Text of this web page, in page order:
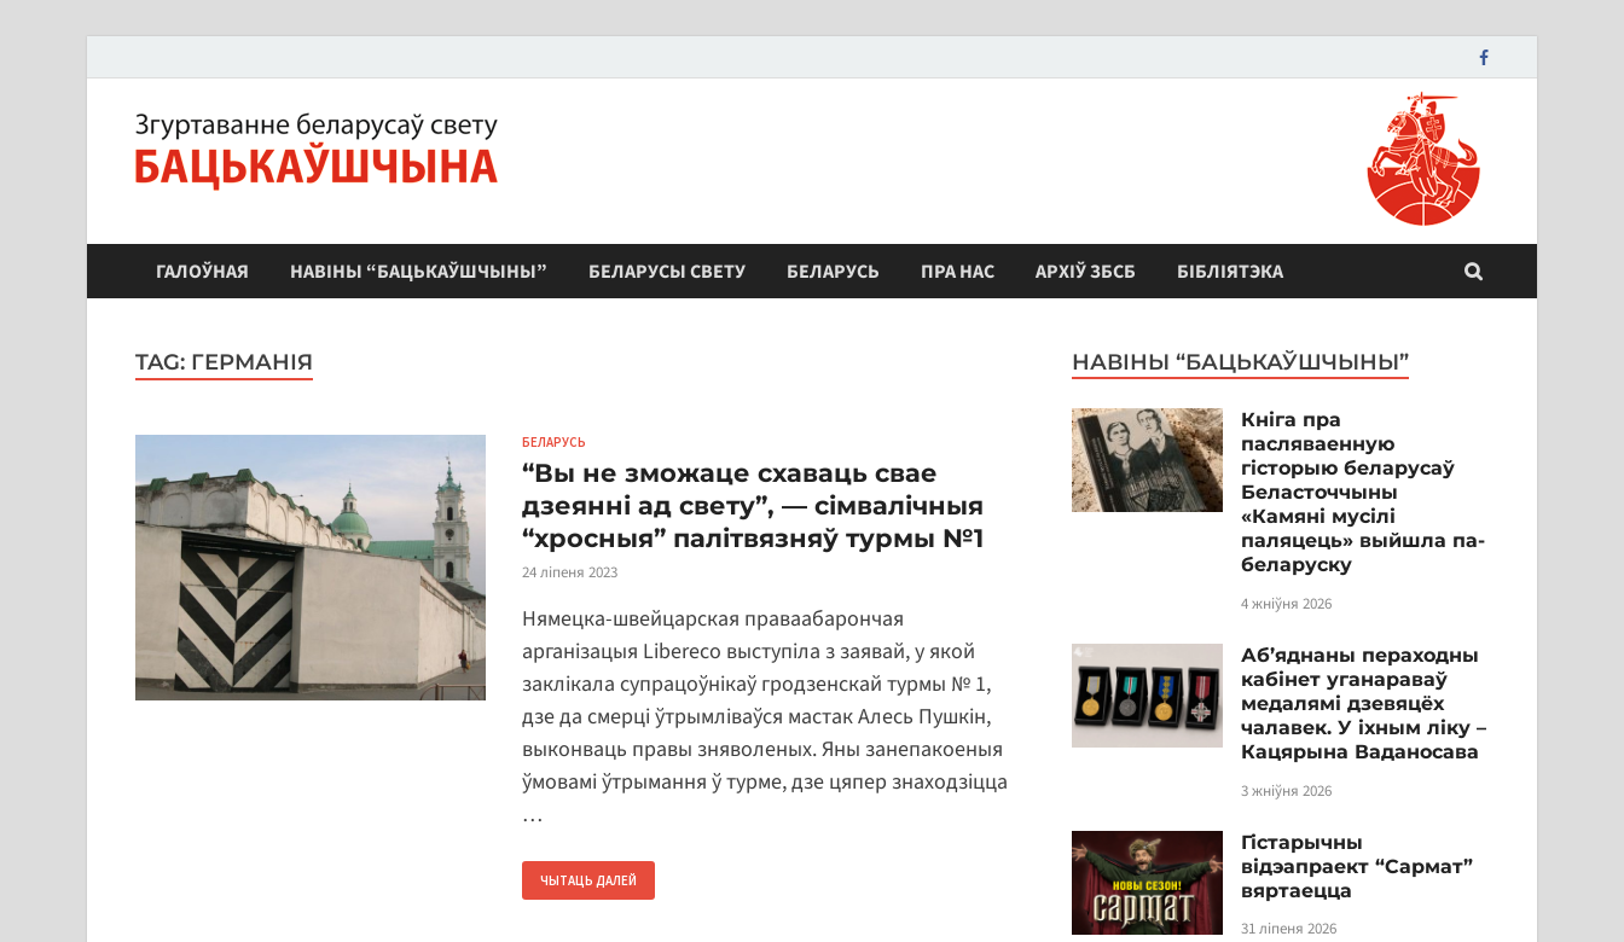
ЗБС "Бацькаўшчына"
ГАЛОЎНАЯ НАВІНЫ “БАЦЬКАЎШЧЫНЫ” БЕЛАРУСЫ СВЕТУ БЕЛАРУСЬ ПРА НАС АРХІЎ ЗБСБ БІБЛІЯТЭКА
TAG: ГЕРМАНІЯ
БЕЛАРУСЬ
“Вы не зможаце схаваць свае
дзеянні ад свету”, — сімвалічныя
“хросныя” палітвязняў турмы №1
24 ліпеня 2023
Нямецка-швейцарская праваабарончая
арганізацыя Libereco выступіла з заявай, у якой
заклікала супрацоўнікаў гродзенскай турмы № 1,
дзе да смерці ўтрымліваўся мастак Алесь Пушкін,
выконваць правы зняволеных. Яны занепакоеныя
ўмовамі ўтрымання ў турме, дзе цяпер знаходзіцца
…
ЧЫТАЦЬ ДАЛЕЙ
НАВІНЫ “БАЦЬКАЎШЧЫНЫ”
Кніга пра
пасляваенную
гісторыю беларусаў
Беласточчыны
«Камяні мусілі
паляцець» выйшла па-
беларуску
4 жніўня 2026
Аб’яднаны пераходны
кабінет уганараваў
медалямі дзевяцёх
чалавек. У іхным ліку –
Кацярына Ваданосава
3 жніўня 2026
Гістарычны
відэапраект “Сармат”
вяртаецца
31 ліпеня 2026